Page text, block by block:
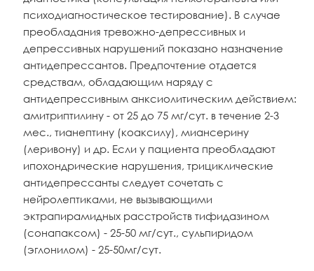
психодиагностическое тестирование). В случае
преобладания тревожно-депрессивных и
депрессивных нарушений показано назначение
антидепрессантов. Предпочтение отдается
средствам, обладающим наряду с
антидепрессивным анксиолитическим действием:
амитриптилину - от 25 до 75 мг/сут. в течение 2-3
мес., тианептину (коаксилу), миансерину
(леривону) и др. Если у пациента преобладают
ипохондрические нарушения, трициклические
антидепрессанты следует сочетать с
нейролептиками, не вызывающими
эктрапирамидных расстройств тифидазином
(сонапаксом) - 25-50 мг/сут., сульпиридом
(эглонилом) - 25-50мг/сут.